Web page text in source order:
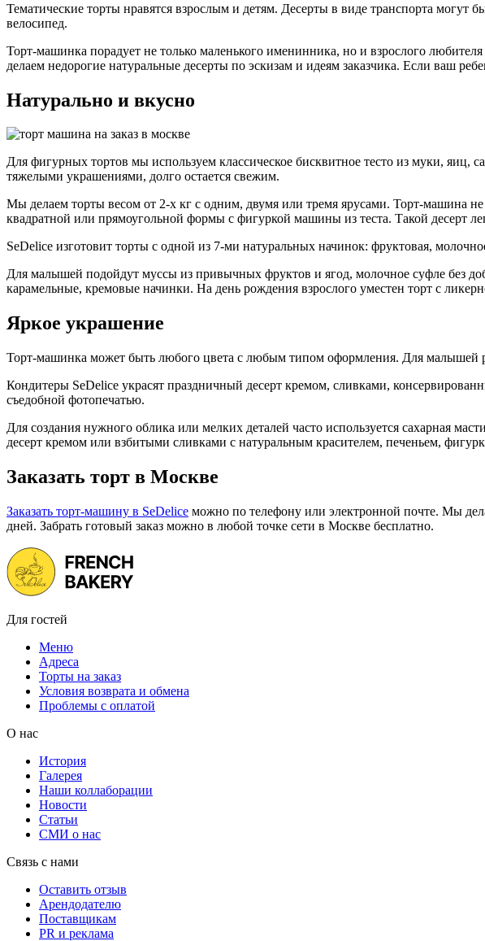
Тематические торты нравятся взрослым и детям. Десерты в виде транспорта
велосипед.
Торт-машинка порадует не только маленького именинника, но и взрослого
делаем недорогие натуральные десерты по эскизам и идеям заказчика. Если ваш
Натурально и вкусно
Для фигурных тортов мы используем классическое бисквитное тесто из муки,
тяжелыми украшениями, долго остается свежим.
Мы делаем торты весом от 2-х кг с одним, двумя или тремя ярусами. Торт-машина
квадратной или прямоугольной формы с фигуркой машины из теста. Такой десерт
SeDelice изготовит торты с одной из 7-ми натуральных начинок: фруктовая,
Для малышей подойдут муссы из привычных фруктов и ягод, молочное суфле без
карамельные, кремовые начинки. На день рождения взрослого уместен торт с
Яркое украшение
Торт-машинка может быть любого цвета с любым типом оформления. Для малышей
Кондитеры SeDelice украсят праздничный десерт кремом, сливками,
съедобной фотопечатью.
Для создания нужного облика или мелких деталей часто используется сахарная
десерт кремом или взбитыми сливками с натуральным красителем, печеньем,
Заказать торт в Москве
Заказать торт-машину в SeDelice можно по телефону или электронной почте. Мы
дней. Забрать готовый заказ можно в любой точке сети в Москве бесплатно.
Для гостей
Меню
Адреса
Торты на заказ
Условия возврата и обмена
Проблемы с оплатой
О нас
История
Галерея
Наши коллаборации
Новости
Статьи
СМИ о нас
Связь с нами
Оставить отзыв
Арендодателю
Поставщикам
PR и реклама